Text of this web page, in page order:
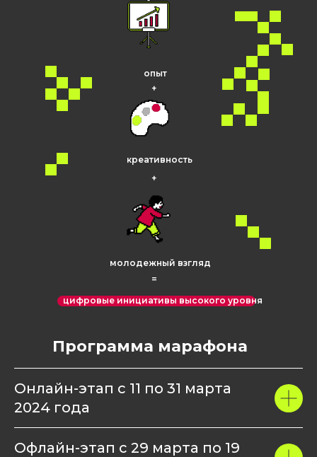
=
опыт
+
+
креативность
молодежный взгляд
цифровые инициативы высокого уровня
Программа марафона
Онлайн-этап с 11 по 31 марта
2024 года
Офлайн-этап с 29 марта по 19